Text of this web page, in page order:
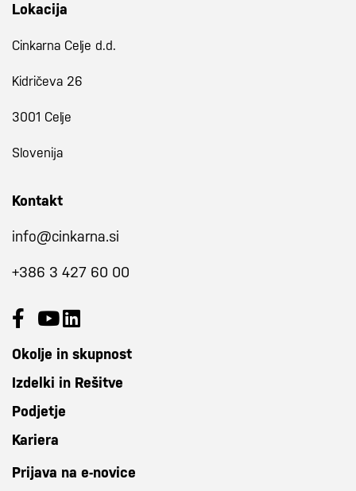
Lokacija
Cinkarna Celje d.d.
Kidričeva 26
3001 Celje
Slovenija
Kontakt
info@cinkarna.si
+386 3 427 60 00
Okolje in skupnost
Izdelki in Rešitve
Podjetje
Kariera
Prijava na e-novice